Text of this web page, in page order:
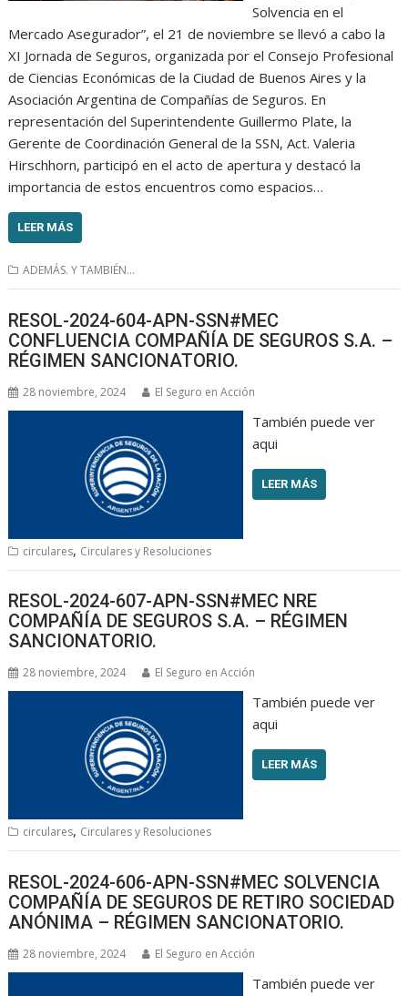
Solvencia en el
Mercado Asegurador”, el 21 de noviembre se llevó a cabo la
XI Jornada de Seguros, organizada por el Consejo Profesional
de Ciencias Económicas de la Ciudad de Buenos Aires y la
Asociación Argentina de Compañías de Seguros. En
representación del Superintendente Guillermo Plate, la
Gerente de Coordinación General de la SSN, Act. Valeria
Hirschhorn, participó en el acto de apertura y destacó la
importancia de estos encuentros como espacios…
LEER MÁS
ADEMÁS. Y TAMBIÉN...
RESOL-2024-604-APN-SSN#MEC
CONFLUENCIA COMPAÑÍA DE SEGUROS S.A. –
RÉGIMEN SANCIONATORIO.
28 noviembre, 2024 El Seguro en Acción
También puede ver
aqui
LEER MÁS
circulares, Circulares y Resoluciones
RESOL-2024-607-APN-SSN#MEC NRE
COMPAÑÍA DE SEGUROS S.A. – RÉGIMEN
SANCIONATORIO.
28 noviembre, 2024 El Seguro en Acción
También puede ver
aqui
LEER MÁS
circulares, Circulares y Resoluciones
RESOL-2024-606-APN-SSN#MEC SOLVENCIA
COMPAÑÍA DE SEGUROS DE RETIRO SOCIEDAD
ANÓNIMA – RÉGIMEN SANCIONATORIO.
28 noviembre, 2024 El Seguro en Acción
También puede ver